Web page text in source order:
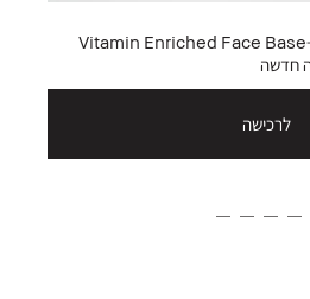
Vitamin Enriched Face
לרכישה